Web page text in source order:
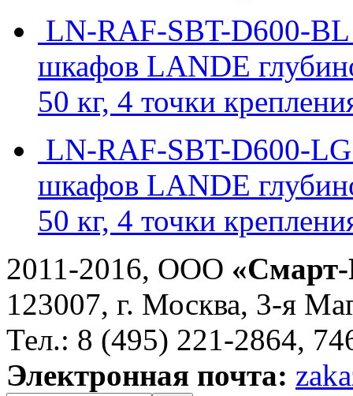
LN-RAF-SBT-D600-BL
шкафов LANDE
50 кг, 4 точки
LN-RAF-SBT-D600-
шкафов LANDE
50 кг, 4 точки
2011-2016, ООО
123007, г. Москва, 3-я
Тел.: 8 (495) 221-2864,
Электронная почта: